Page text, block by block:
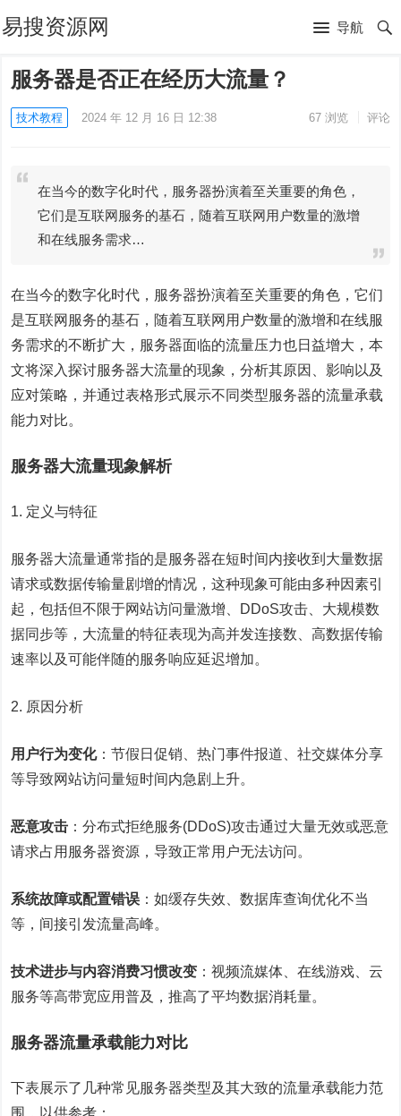
易搜资源网 导航
服务器是否正在经历大流量？
技术教程 2024 年 12 月 16 日 12:38 67浏览 评论
在当今的数字化时代，服务器扮演着至关重要的角色，
它们是互联网服务的基石，随着互联网用户数量的激增
和在线服务需求…
在当今的数字化时代，服务器扮演着至关重要的角色，它们
是互联网服务的基石，随着互联网用户数量的激增和在线服
务需求的不断扩大，服务器面临的流量压力也日益增大，本
文将深入探讨服务器大流量的现象，分析其原因、影响以及
应对策略，并通过表格形式展示不同类型服务器的流量承载
能力对比。
服务器大流量现象解析
1. 定义与特征
服务器大流量通常指的是服务器在短时间内接收到大量数据
请求或数据传输量剧增的情况，这种现象可能由多种因素引
起，包括但不限于网站访问量激增、DDoS攻击、大规模数
据同步等，大流量的特征表现为高并发连接数、高数据传输
速率以及可能伴随的服务响应延迟增加。
2. 原因分析
用户行为变化：节假日促销、热门事件报道、社交媒体分享
等导致网站访问量短时间内急剧上升。
恶意攻击 ：分布式拒绝服务(DDoS)攻击通过大量无效或恶意
请求占用服务器资源，导致正常用户无法访问。
系统故障或配置错误 ：如缓存失效、数据库查询优化不当
等，间接引发流量高峰。
技术进步与内容消费习惯改变 ：视频流媒体、在线游戏、云
服务等高带宽应用普及，推高了平均数据消耗量。
服务器流量承载能力对比
下表展示了几种常见服务器类型及其大致的流量承载能力范
围，以供参考：